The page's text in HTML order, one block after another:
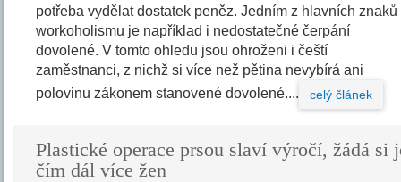
potřeba vydělat dostatek peněz. Jedním z hlavních znaků
workoholismu je například i nedostatečné čerpání
dovolené. V tomto ohledu jsou ohroženi i čeští
zaměstnanci, z nichž si více než pětina nevybírá ani
polovinu zákonem stanovené dovolené....
celý článek
Plastické operace prsou slaví výročí, žádá si
čím dál více žen